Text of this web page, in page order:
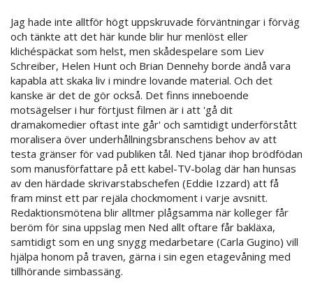
Jag hade inte alltför högt uppskruvade förväntningar i förväg
och tänkte att det här kunde blir hur menlöst eller
klichéspäckat som helst, men skådespelare som Liev
Schreiber, Helen Hunt och Brian Dennehy borde ändå vara
kapabla att skaka liv i mindre lovande material. Och det
kanske är det de gör också. Det finns inneboende
motsägelser i hur förtjust filmen är i att 'gå dit
dramakomedier oftast inte går' och samtidigt underförstått
moralisera över underhållningsbranschens behov av att
testa gränser för vad publiken tål. Ned tjänar ihop brödfödan
som manusförfattare på ett kabel-TV-bolag där han hunsas
av den härdade skrivarstabschefen (Eddie Izzard) att få
fram minst ett par rejäla chockmoment i varje avsnitt.
Redaktionsmötena blir alltmer plågsamma när kolleger får
beröm för sina uppslag men Ned allt oftare får bakläxa,
samtidigt som en ung snygg medarbetare (Carla Gugino) vill
hjälpa honom på traven, gärna i sin egen etagevåning med
tillhörande simbassäng.